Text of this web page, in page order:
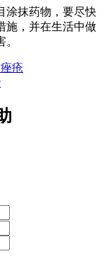
涂抹药物，要尽快
施，并在生活中做
疮